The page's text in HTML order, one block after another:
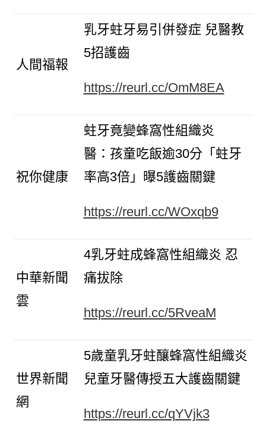
人間福報
乳牙蛀牙易引併發症 兒醫教
5招護齒
https://reurl.cc/OmM8EA
祝你健康
蛀牙竟變蜂窩性組織炎
醫：孩童吃飯逾30分「蛀牙
率高3倍」曝5護齒關鍵
https://reurl.cc/WOxqb9
中華新聞
雲
4乳牙蛀成蜂窩性組織炎 忍
痛拔除
https://reurl.cc/5RveaM
世界新聞
網
5歲童乳牙蛀釀蜂窩性組織炎
兒童牙醫傳授五大護齒關鍵
https://reurl.cc/qYVjk3